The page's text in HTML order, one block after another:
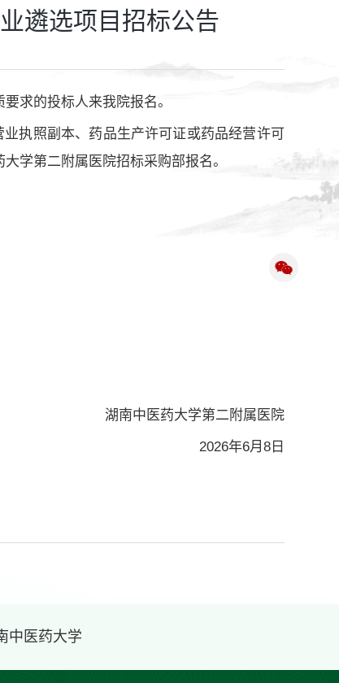
遴选项目招标公告
求的投标人来我院报名。
执照副本、药品生产许可证或药品经营许可
学第二附属医院招标采购部报名。
湖南中医药大学第二附属医院
2026年6月8日
中医药大学